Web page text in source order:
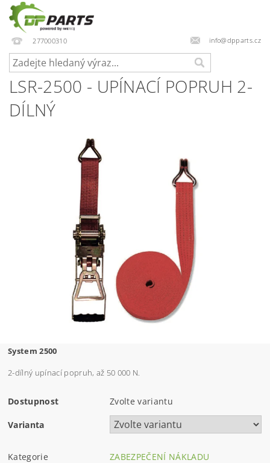
277000310 info@dpparts.cz
LSR-2500 - UPÍNACÍ POPRUH 2-
DÍLNÝ
System 2500
2-dílný upínací popruh, až 50 000 N.
Dostupnost Zvolte variantu
Varianta
Kategorie
ZABEZPEČENÍ NÁKLADU